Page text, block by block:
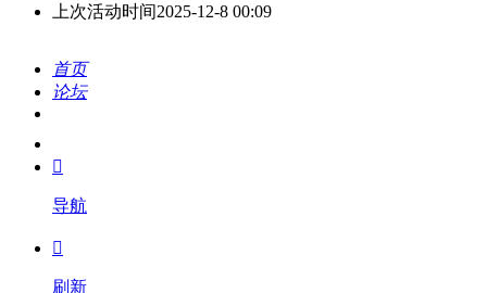
上次活动时间2025-12-8 00:09
首页
论坛
我的

导航

刷新